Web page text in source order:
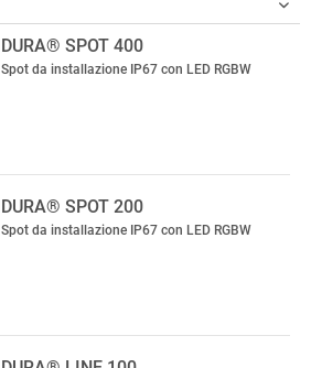
DURA® SPOT 400
Spot da installazione IP67 con LED RGBW
DURA® SPOT 200
Spot da installazione IP67 con LED RGBW